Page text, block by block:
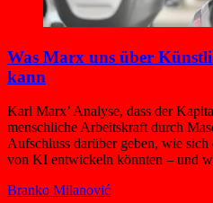
Was Marx uns über
kann
Karl Marx’ Analyse, dass der
menschliche Arbeitskraft durch
Aufschluss darüber geben, wie
von KI entwickeln könnten – und
Branko Milanović